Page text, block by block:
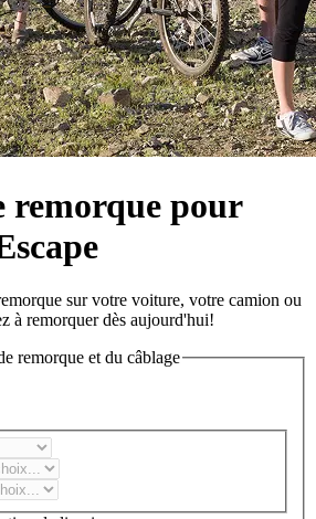
remorque pour
sur votre voiture, votre camion ou
à remorquer dès aujourd'hui!
remorque et du câblage